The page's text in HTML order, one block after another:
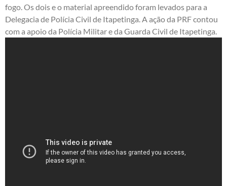
fogo. Os dois e o material apreendido foram levados para a
Delegacia de Polícia Civil de Itapetinga. A ação da PRF contou
com a apoio da Polícia Militar e da Guarda Civil de Itapetinga.